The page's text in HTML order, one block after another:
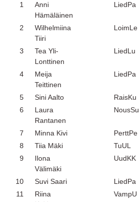
1
Anni
Hämäläinen
LiedPa
2
Wilhelmiina
Tiiri
LoimLe
3
Tea Yli-
Lonttinen
LiedLu
4
Meija
Teittinen
LiedPa
5 Sini Aalto RaisKu
6
Laura
Rantanen
NousSu
7 Minna Kivi PerttPe
8
Tiia Mäki TuUL
9
Ilona
Välimäki
UudKK
10 Suvi Saari LiedPa
11
Riina
VampU